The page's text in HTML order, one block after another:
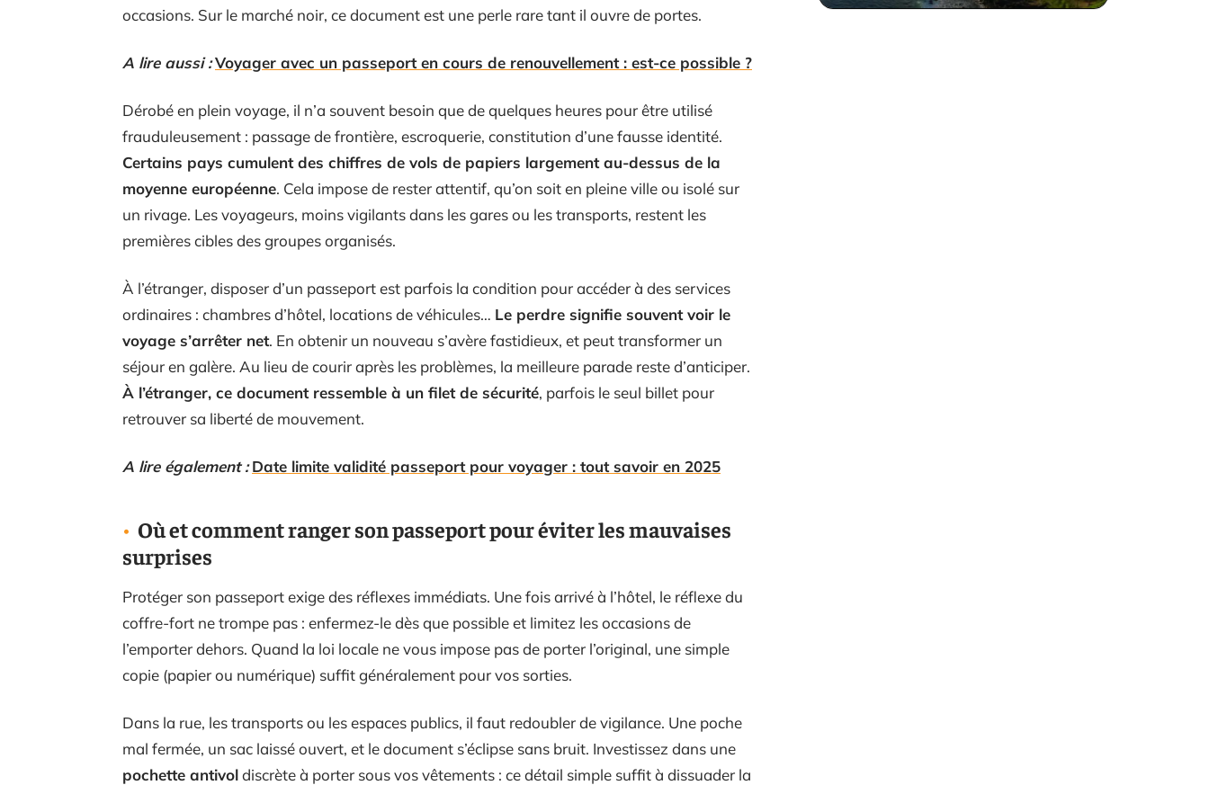
occasions. Sur le marché noir, ce document est une perle rare tant il ouvre de portes.
A lire aussi :Voyager avec un passeport en cours de renouvellement : est-ce possible ?
Dérobé en plein voyage, il n’a souvent besoin que de quelques heures pour être utilisé
frauduleusement : passage de frontière, escroquerie, constitution d’une fausse identité.
Certains pays cumulent des chiffres de vols de papiers largement au-dessus de la
moyenne européenne. Cela impose de rester attentif, qu’on soit en pleine ville ou isolé sur
un rivage. Les voyageurs, moins vigilants dans les gares ou les transports, restent les
premières cibles des groupes organisés.
À l’étranger, disposer d’un passeport est parfois la condition pour accéder à des services
ordinaires : chambres d’hôtel, locations de véhicules… Le perdre signifie souvent voir le
voyage s’arrêter net. En obtenir un nouveau s’avère fastidieux, et peut transformer un
séjour en galère. Au lieu de courir après les problèmes, la meilleure parade reste d’anticiper.
À l’étranger, ce document ressemble à un filet de sécurité, parfois le seul billet pour
retrouver sa liberté de mouvement.
A lire également : Date limite validité passeport pour voyager : tout savoir en 2025
Où et comment ranger son passeport pour éviter les mauvaises
surprises
Protéger son passeport exige des réflexes immédiats. Une fois arrivé à l’hôtel, le réflexe du
coffre-fort ne trompe pas : enfermez-le dès que possible et limitez les occasions de
l’emporter dehors. Quand la loi locale ne vous impose pas de porter l’original, une simple
copie (papier ou numérique) suffit généralement pour vos sorties.
Dans la rue, les transports ou les espaces publics, il faut redoubler de vigilance. Une poche
mal fermée, un sac laissé ouvert, et le document s’éclipse sans bruit. Investissez dans une
pochette antivoldiscrète à porter sous vos vêtements : ce détail simple suffit à dissuader la